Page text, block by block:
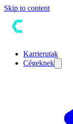
Skip to content
Karrierutak
Cégeknek